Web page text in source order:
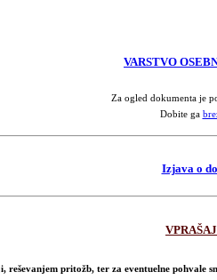
VARSTVO
Za ogled dokumenta je
Dobite ga
Izjava o
reševanjem pritožb, ter za eventuelne